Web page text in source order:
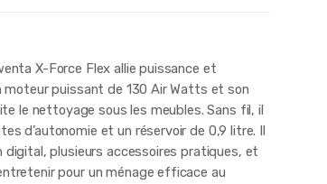
X-Force Flex allie puissance et
moteur puissant de 130 Air Watts et son
le nettoyage sous les meubles. Sans fil, il
d’autonomie et un réservoir de 0,9 litre. Il
digital, plusieurs accessoires pratiques, et
pour un ménage efficace au